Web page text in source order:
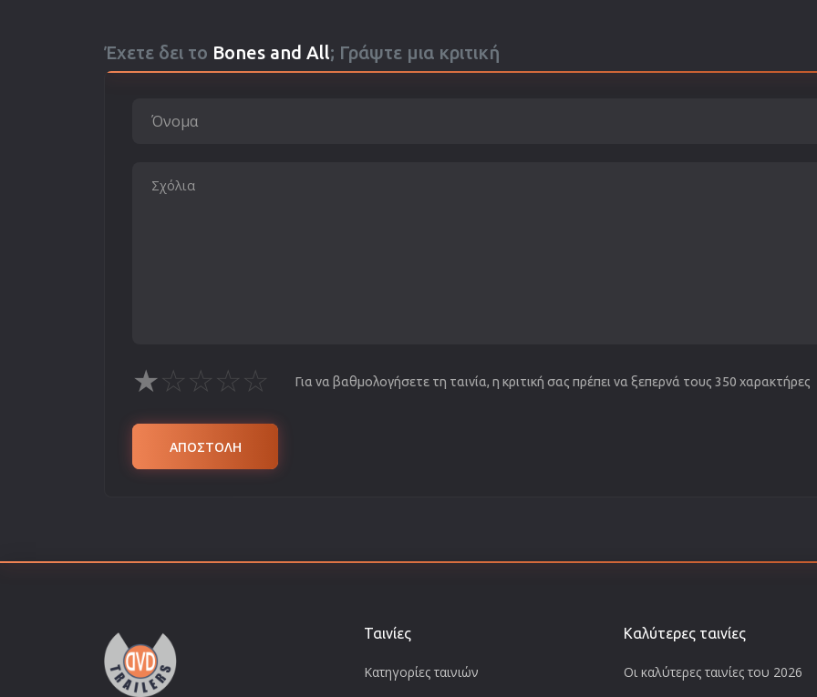
Έχετε δει το Bones and All; Γράψτε μια κριτική
★☆☆☆☆ Για να βαθμολογήσετε τη ταινία, η κριτική σας πρέπει να ξεπερνά τους 350 χαρακτήρες
ΑΠΟΣΤΟΛΗ
Ταινίες
Κατηγορίες ταινιών
Καλύτερες ταινίες
Οι καλύτερες ταινίες του 2026